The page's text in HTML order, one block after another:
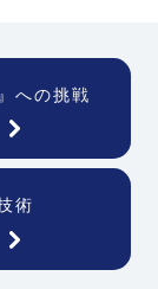
への挑戦
術